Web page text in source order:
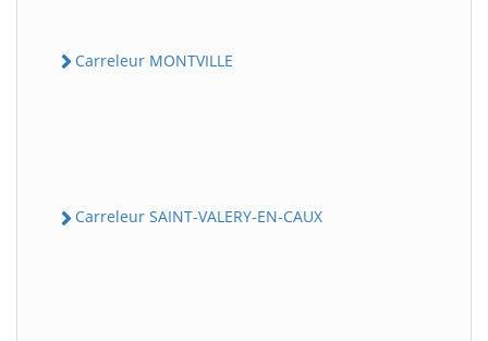
Carreleur MONTVILLE
Carreleur SAINT-VALERY-EN-CAUX